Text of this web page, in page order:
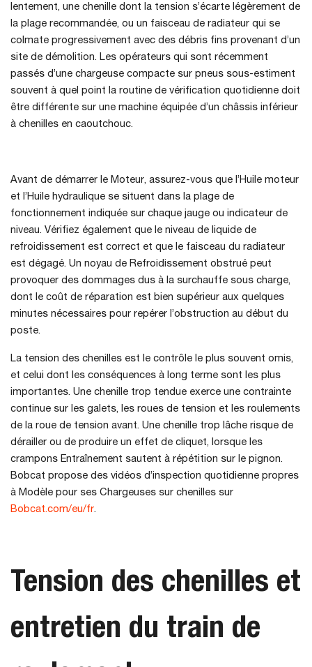
lentement, une chenille dont la tension s’écarte légèrement de
la plage recommandée, ou un faisceau de radiateur qui se
colmate progressivement avec des débris fins provenant d’un
site de démolition. Les opérateurs qui sont récemment
passés d’une chargeuse compacte sur pneus sous-estiment
souvent à quel point la routine de vérification quotidienne doit
être différente sur une machine équipée d’un châssis inférieur
à chenilles en caoutchouc.
Avant de démarrer le Moteur, assurez-vous que l’Huile moteur
et l’Huile hydraulique se situent dans la plage de
fonctionnement indiquée sur chaque jauge ou indicateur de
niveau. Vérifiez également que le niveau de liquide de
refroidissement est correct et que le faisceau du radiateur
est dégagé. Un noyau de Refroidissement obstrué peut
provoquer des dommages dus à la surchauffe sous charge,
dont le coût de réparation est bien supérieur aux quelques
minutes nécessaires pour repérer l’obstruction au début du
poste.
La tension des chenilles est le contrôle le plus souvent omis,
et celui dont les conséquences à long terme sont les plus
importantes. Une chenille trop tendue exerce une contrainte
continue sur les galets, les roues de tension et les roulements
de la roue de tension avant. Une chenille trop lâche risque de
dérailler ou de produire un effet de cliquet, lorsque les
crampons Entraînement sautent à répétition sur le pignon.
Bobcat propose des vidéos d’inspection quotidienne propres
à Modèle pour ses Chargeuses sur chenilles sur
Bobcat.com/eu/fr.
Tension des chenilles et
entretien du train de